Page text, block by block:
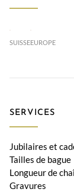
SUISSEEUROPE
SERVICES
Jubilaires et
Tailles de bague
Longueur de
Gravures